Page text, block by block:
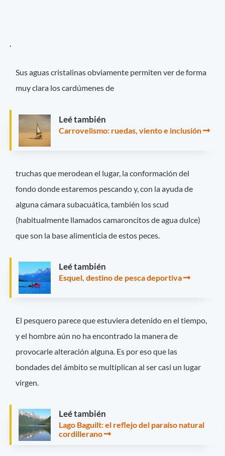
.
Sus aguas cristalinas obviamente permiten ver de forma
muy clara los cardúmenes de
Leé también
Carrovelismo: ruedas, viento e inclusión
truchas que merodean el lugar, la conformación del
fondo donde estaremos pescando y, con la ayuda de
alguna cámara subacuática, también los scud
(habitualmente llamados camaroncitos de agua dulce)
que son la base alimenticia de estos peces.
Leé también
Esquel, destino de pesca deportiva
El pesquero parece que estuviera detenido en el tiempo,
y el hombre aún no ha encontrado la manera de
provocarle alteración alguna. Es por eso que las
bondades del ámbito se multiplican al ser casi un lugar
virgen.
Leé también
Lago Baguilt: el reflejo del paraíso natural
cordillerano